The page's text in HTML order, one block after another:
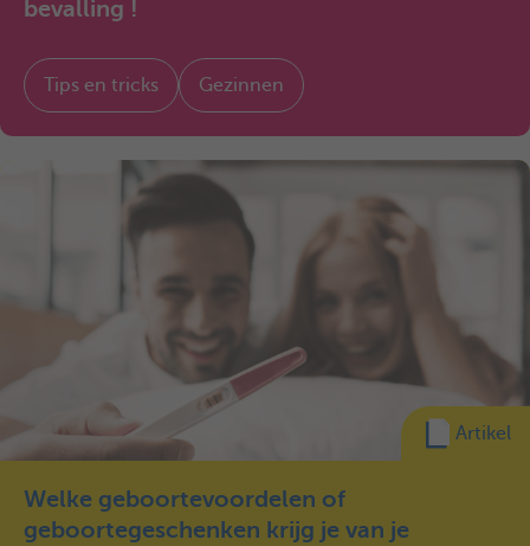
bevalling !
Tips en tricks Gezinnen
Artikel
Welke geboortevoordelen of
geboortegeschenken krijg je van je